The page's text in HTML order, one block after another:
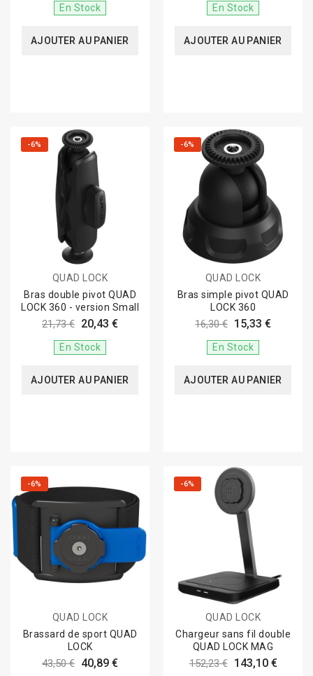
En Stock
AJOUTER AU PANIER
En Stock
AJOUTER AU PANIER
-6%
QUAD LOCK
Bras double pivot QUAD
LOCK 360 - version Small
21,73 € 20,43 €
En Stock
AJOUTER AU PANIER
-6%
QUAD LOCK
Bras simple pivot QUAD
LOCK 360
16,30 € 15,33 €
En Stock
AJOUTER AU PANIER
-6%
QUAD LOCK
Brassard de sport QUAD
LOCK
43,50 € 40,89 €
-6%
QUAD LOCK
Chargeur sans fil double
QUAD LOCK MAG
152,23 € 143,10 €